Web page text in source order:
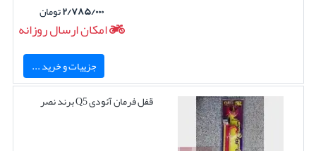
۲/۷۸۵/۰۰۰تومان
امکان ارسال روزانه
جزییات و خرید ...
قفل فرمان آئودی Q5 برند نصر